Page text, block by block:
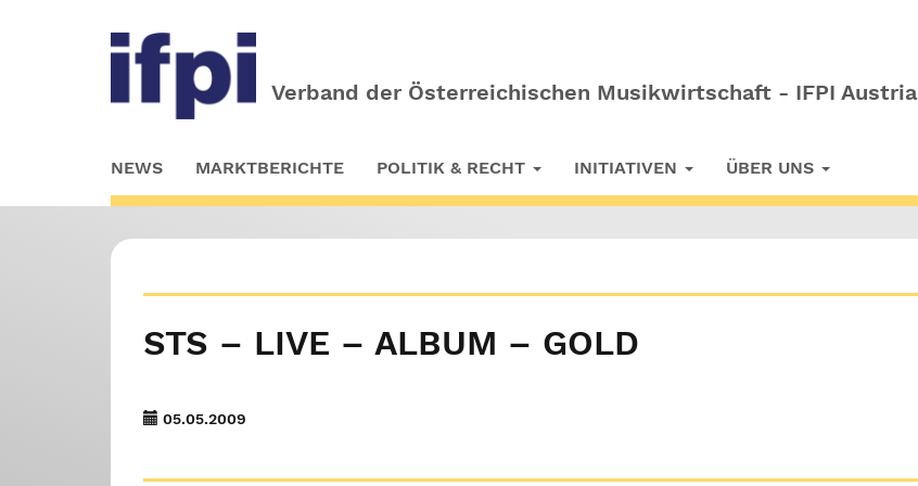
Verband der Österreichischen Musikwirtschaft - IFPI Austria
to
main
NEWS MARKTBERICHTE POLITIK & RECHT INITIATIVEN ÜBER UNS
STS – LIVE – ALBUM – GOLD
05.05.2009